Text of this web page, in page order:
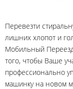
Перевезти
лишних хлопот и
Мобильный
того, чтобы Ваше
профессионально
машинку на новом